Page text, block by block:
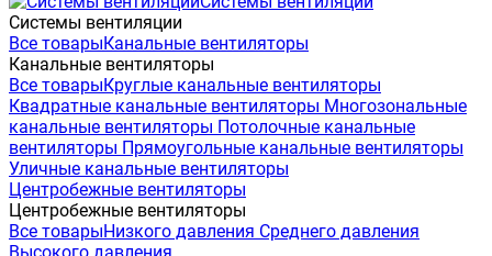
Системы вентиляции
Все товарыКанальные вентиляторы
Канальные вентиляторы
Все товарыКруглые канальные вентиляторы
Квадратные канальные вентиляторы Многозональные
канальные вентиляторы Потолочные канальные
вентиляторы Прямоугольные канальные вентиляторы
Уличные канальные вентиляторы
Центробежные вентиляторы
Центробежные вентиляторы
Все товарыНизкого давления Среднего давления